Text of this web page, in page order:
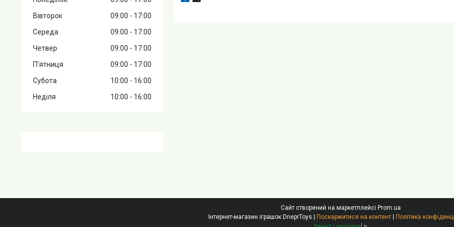
Вівторок
09:00
17:00
Середа
09:00
17:00
Четвер
09:00
17:00
Пʼятниця
09:00
17:00
Субота
10:00
16:00
Неділя
10:00 16:00
Сайт створений на маркетплейсі Prom.ua
Інтернет-магазин іграшок DneprToys | Поскаржитися на контент | Політика